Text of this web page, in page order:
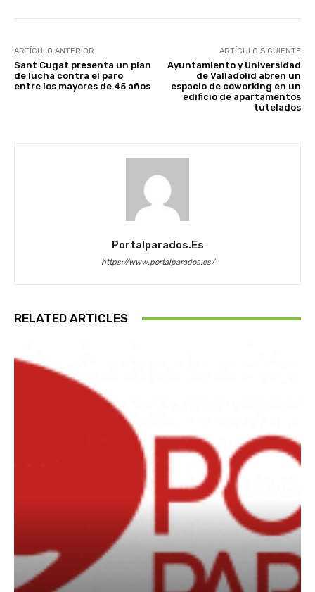
ARTÍCULO ANTERIOR
Sant Cugat presenta un plan
de lucha contra el paro
entre los mayores de 45 años
ARTÍCULO SIGUIENTE
Ayuntamiento y Universidad
de Valladolid abren un
espacio de coworking en un
edificio de apartamentos
tutelados
Portalparados.es
https://www.portalparados.es/
RELATED ARTICLES